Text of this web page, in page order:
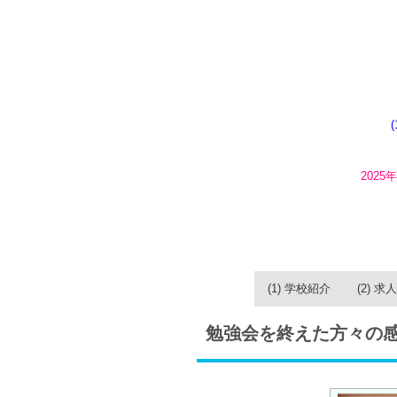
2025
(1) 学校紹介 (2) 求
勉強会を終えた方々の